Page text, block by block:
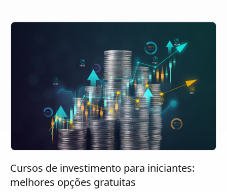
Cursos de investimento para iniciantes:
melhores opções gratuitas